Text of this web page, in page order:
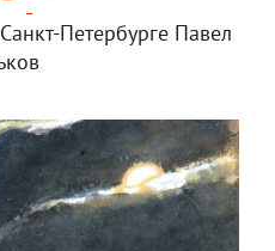
Петербурге Павел